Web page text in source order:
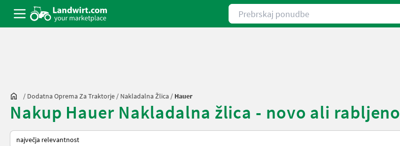
Prebrskaj ponudbe
/ Dodatna Oprema Za Traktorje / Nakladalna Žlica / Hauer
Nakup Hauer Nakladalna žlica - novo ali rabljeno
Tako je razvrščeno na Landwirt.com